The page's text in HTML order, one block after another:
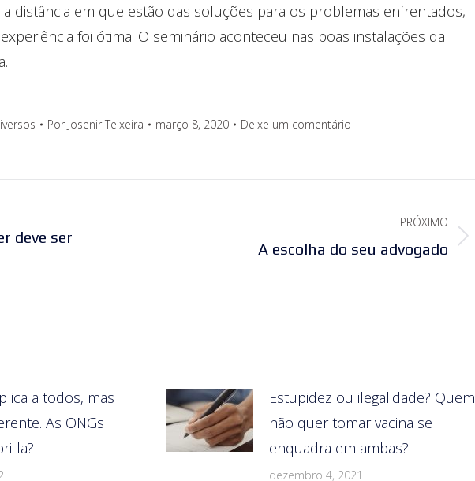
distância em que estão das soluções para os problemas enfrentados,
foi ótima. O seminário aconteceu nas boas instalações da
Por Josenir Teixeira março 8, 2020 Deixe um comentário
deve ser
PRÓXIMO
A escolha do seu advogado
a todos, mas
As ONGs
la?
Estupidez ou ilegalidade? Quem
não quer tomar vacina se
enquadra em ambas?
dezembro 4, 2021